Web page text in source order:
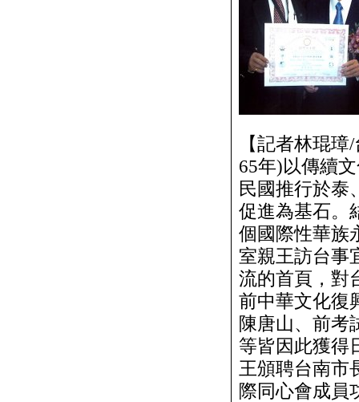
【記者林琨
65年)以傳續
民國推行於泰
促進為基石。
個國際性華族
室親王訪台事
流的首頁，對
前中華文化復
陳唐山、前考
等皆因此獲得
王頒聘台南市
際同心會成員